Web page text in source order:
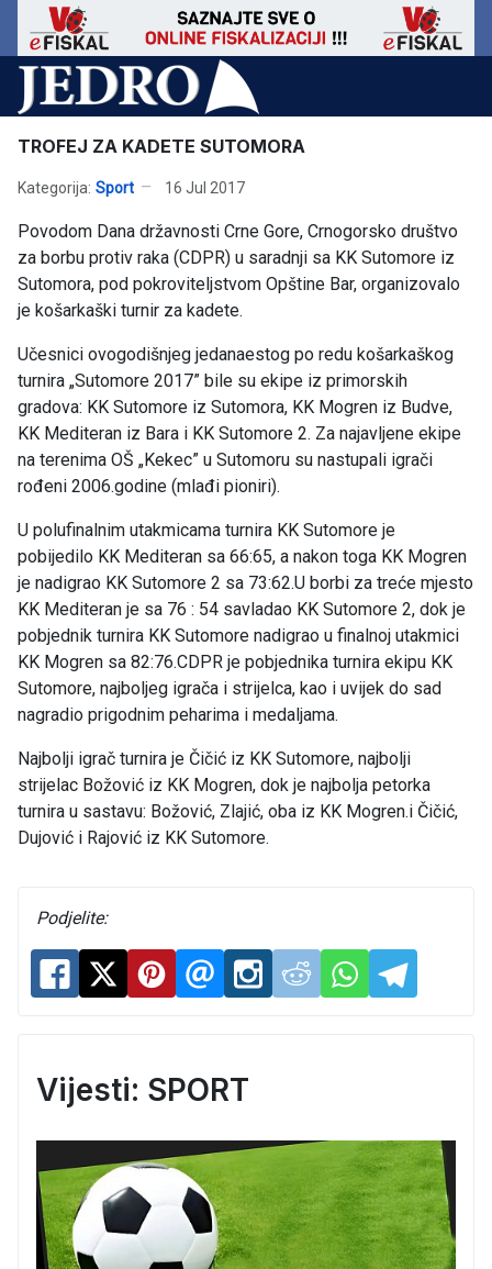
TROFEJ ZA KADETE SUTOMORA
Kategorija: Sport 16 Jul 2017
Povodom Dana državnosti Crne Gore, Crnogorsko društvo
za borbu protiv raka (CDPR) u saradnji sa KK Sutomore iz
Sutomora, pod pokroviteljstvom Opštine Bar, organizovalo
je košarkaški turnir za kadete.
Učesnici ovogodišnjeg jedanaestog po redu košarkaškog
turnira „Sutomore 2017” bile su ekipe iz primorskih
gradova: KK Sutomore iz Sutomora, KK Mogren iz Budve,
KK Mediteran iz Bara i KK Sutomore 2. Za najavljene ekipe
na terenima OŠ „Kekec” u Sutomoru su nastupali igrači
rođeni 2006.godine (mlađi pioniri).
U polufinalnim utakmicama turnira KK Sutomore je
pobijedilo KK Mediteran sa 66:65, a nakon toga KK Mogren
je nadigrao KK Sutomore 2 sa 73:62.U borbi za treće mjesto
KK Mediteran je sa 76 : 54 savladao KK Sutomore 2, dok je
pobjednik turnira KK Sutomore nadigrao u finalnoj utakmici
KK Mogren sa 82:76.CDPR je pobjednika turnira ekipu KK
Sutomore, najboljeg igrača i strijelca, kao i uvijek do sad
nagradio prigodnim peharima i medaljama.
Najbolji igrač turnira je Čičić iz KK Sutomore, najbolji
strijelac Božović iz KK Mogren, dok je najbolja petorka
turnira u sastavu: Božović, Zlajić, oba iz KK Mogren.i Čičić,
Dujović i Rajović iz KK Sutomore.
Podjelite:
Vijesti: SPORT